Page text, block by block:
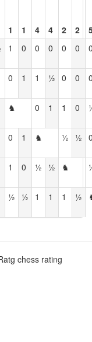
1 1 4 4 2 2
1 0 0 0 0 0
0 1 1 ½ 0 0
♞ 0 1 1 0
0 1 ♞ ½ ½
1 0 ½ ½ ♞
½ ½ 1 1 1 ½
chess rating